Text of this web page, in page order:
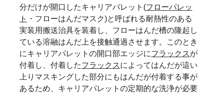
分だけが開口したキャリアパレット(フローパレッ
ト
・フローはんだマスク)と呼ばれる耐熱性のある
実装用搬送治具を装着し、フローはんだ槽の隆起し
ている溶融はんだ上を接触通過させます。このとき
にキャリアパレットの開口部エッジにフラックスが
付着し、付着したフラックスによってはんだが這い
上りマスキングした部分にもはんだが付着する事が
あるため、キャリアパレットの定期的な洗浄が必要